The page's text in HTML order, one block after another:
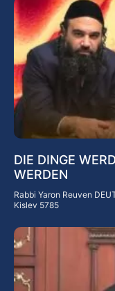
DIE DINGE
WERDEN
Rabbi Yaron Reuven
Kislev 5785